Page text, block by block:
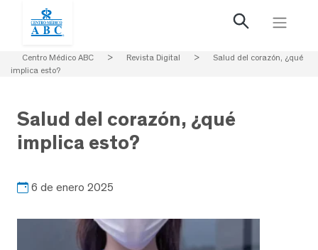
Centro Médico ABC > Revista Digital >
Salud del corazón, ¿qué
implica esto?
Salud del corazón, ¿qué
implica esto?
6 de enero 2025